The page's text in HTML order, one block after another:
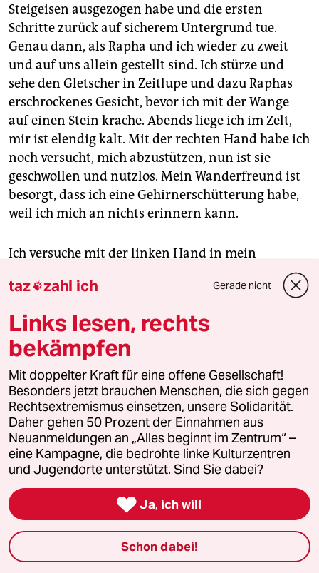
Steigeisen ausgezogen habe und die ersten
Schritte zurück auf sicherem Untergrund tue.
Genau dann, als Rapha und ich wieder zu zweit
und auf uns allein gestellt sind. Ich stürze und
sehe den Gletscher in Zeitlupe und dazu Raphas
erschrockenes Gesicht, bevor ich mit der Wange
auf einen Stein krache. Abends liege ich im Zelt,
mir ist elendig kalt. Mit der rechten Hand habe ich
noch versucht, mich abzustützen, nun ist sie
geschwollen und nutzlos. Mein Wanderfreund ist
besorgt, dass ich eine Gehirnerschütterung habe,
weil ich mich an nichts erinnern kann.
Ich versuche mit der linken Hand in mein
vergessen, habe Angst, im Schlaf zu sterben. Kann
Rapha zündet seine Pfeife an. Er schlägt vor, den
Sturz als Initiations­ritus zu ­sehen. Der Berg habe
mich umarmt.
Gut, dass ich liege, denn mein Körper fühlt sich an
wie Pudding. Auf meinem Oberschenkel wächst
eine gigantische Blessur. Die Mitte ist leer,
während außen herum versprengte grüne, gelbe,
blaue und violette Muster auftreten. Die
Maserung des Steins hat feine Linien auf der Haut
hinterlassen.
Mein Kopf will nicht funktionieren. Ich denke an
taz zahl ich Gerade nicht
Links lesen, rechts
bekämpfen
Mit doppelter Kraft für eine offene Gesellschaft!
Besonders jetzt brauchen Menschen, die sich gegen
Rechtsextremismus einsetzen, unsere Solidarität.
Daher gehen 50 Prozent der Einnahmen aus
Neuanmeldungen an „Alles beginnt im Zentrum“ –
eine Kampagne, die bedrohte linke Kulturzentren
und Jugendorte unterstützt. Sind Sie dabei?
 Ja, ich will
Schon dabei!